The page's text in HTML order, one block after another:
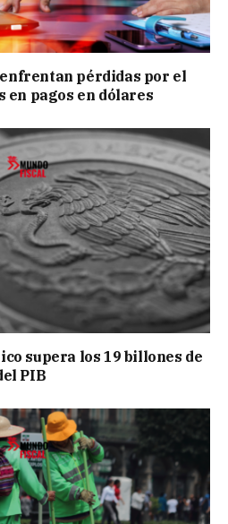
pérdidas por el
en pagos en dólares
supera los 19 billones de
PIB